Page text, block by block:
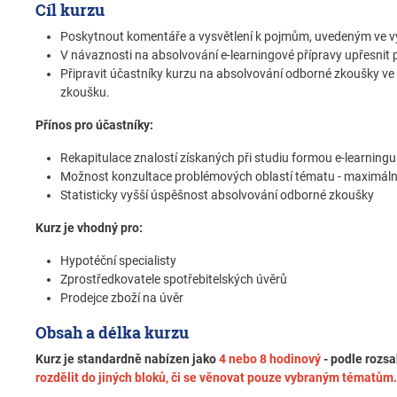
Cíl kurzu
Poskytnout komentáře a vysvětlení k pojmům, uvedeným ve
V návaznosti na absolvování e-learningové přípravy
Připravit účastníky kurzu na absolvování odborné zkoušky
zkoušku.
Přínos pro účastníky:
Rekapitulace znalostí získaných při studiu formou e-learningu
Možnost konzultace problémových oblastí tématu -
Statisticky vyšší úspěšnost absolvování odborné zkoušky
Kurz je vhodný pro:
Hypotéční specialisty
Zprostředkovatele spotřebitelských úvěrů
Prodejce zboží na úvěr
Obsah a délka kurzu
Kurz je standardně nabízen jako4 nebo 8 hodinový- podle
rozdělit do jiných bloků, či se věnovat pouze vybraným tématům.